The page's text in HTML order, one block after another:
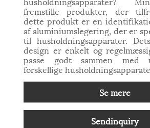
fremstille produkter, der
dette produkt er en
af aluminiumslegering, der er
til husholdningsapparater.
design er enkelt og
passe godt sammen med
forskellige
Se mere
Sendinquiry